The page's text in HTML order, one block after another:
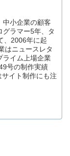
中小企業の顧客
グラマー5年、タ
、2006年に起
はニュースレタ
ライム上場企業
号の制作実績
サイト制作にも注